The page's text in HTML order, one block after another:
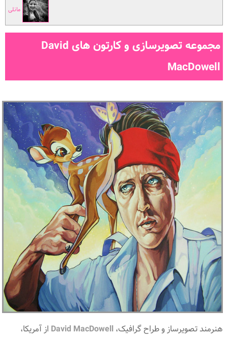
مانلی
مجموعه تصویرسازی و کارتون های David
MacDowell
هنرمند تصویرساز و طراح گرافیک،David MacDowell از آمریکا،